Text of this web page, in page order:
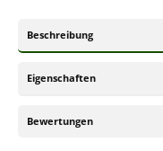
Beschreibung
Eigenschaften
Bewertungen